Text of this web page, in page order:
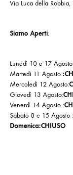
Via Luca della
Siamo Aperti:
Lunedì 10 e 17
Martedì 11 Agosto
Mercoledì 12 Agosto:
Giovedì 13 Agosto:
Venerdì 14 Agosto :
Sabato 8 e 15 Agosto :
Domenica:CHIUSO